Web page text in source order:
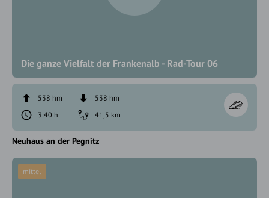
Die ganze Vielfalt der Frankenalb - Rad-Tour 06
538 hm
538 hm
3:40 h
41,5 km
Neuhaus an der Pegnitz
mittel